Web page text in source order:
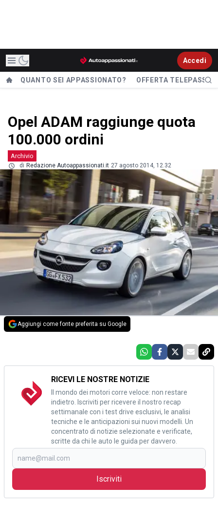
Accedi
QUANTO SEI APPASSIONATO? OFFERTA TELEPASS
Opel ADAM raggiunge quota
100.000 ordini
Archivio
di Redazione Autoappassionati.it 27 agosto 2014, 12.32
Aggiungi come fonte preferita su Google
RICEVI LE NOSTRE NOTIZIE
Il mondo dei motori corre veloce: non restare
indietro. Iscriviti per ricevere il nostro recap
settimanale con i test drive esclusivi, le analisi
tecniche e le anticipazioni sui nuovi modelli. Un
concentrato di notizie selezionate e verificate,
scritte da chi le auto le guida per davvero.
Iscriviti